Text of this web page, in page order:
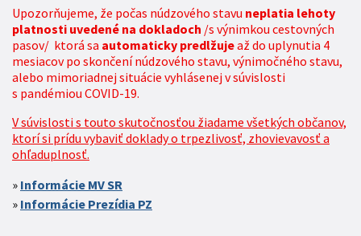
Upozorňujeme, že počas núdzového stavu neplatia lehoty
platnosti uvedené na dokladoch /s výnimkou cestovných
pasov/ ktorá sa automaticky predlžujeaž do uplynutia 4
mesiacov po skončení núdzového stavu, výnimočného stavu,
alebo mimoriadnej situácie vyhlásenej v súvislosti
s pandémiou COVID-19.
V súvislosti s touto skutočnosťou žiadame všetkých občanov,
ktorí si prídu vybaviť doklady o trpezlivosť, zhovievavosť a
ohľaduplnosť.
Informácie MV SR
Informácie Prezídia PZ